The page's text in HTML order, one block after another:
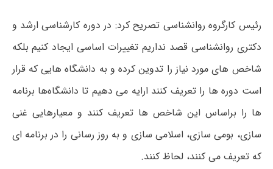
رئیس کارگروه روانشناسی تصریح کرد: در دوره کارشناسی ارشد و
دکتری روانشناسی قصد نداریم تغییرات اساسی ایجاد کنیم بلکه
شاخص ‌های مورد نیاز را تدوین کرده و به دانشگاه هایی که قرار
است دوره ها را تعریف کنند ارایه می دهیم تا دانشگاه‌ها برنامه
ها را براساس این شاخص ها تعریف کنند و معیارهایی غنی
سازی، بومی سازی، اسلامی سازی و به روز رسانی را در برنامه ای
که تعریف می کنند، لحاظ کنند.